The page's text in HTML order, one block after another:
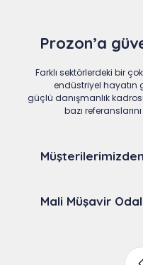
Prozon’a
Farklı sektörlerdeki bir
endüstriyel hayatın
güçlü danışmanlık
bazı
Mali Müşavir